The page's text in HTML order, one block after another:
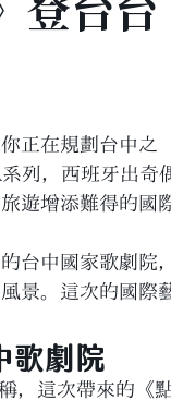
正在規劃台中之
列，西班牙出奇
遊增添難得的國
台中國家歌劇院，
景。這次的國際
劇院
，這次帶來的《